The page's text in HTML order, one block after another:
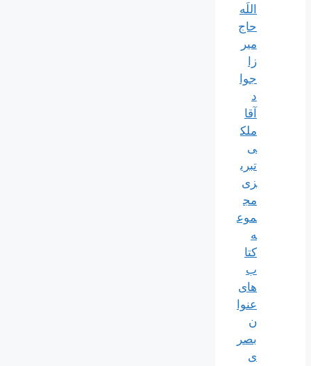
اللَه
حاج
میر
زا
جوا
آقا
ملک
ی
تبری
زی
مج
موع
ه
کتا
ب
های
عنوا
ن
بصر
ی